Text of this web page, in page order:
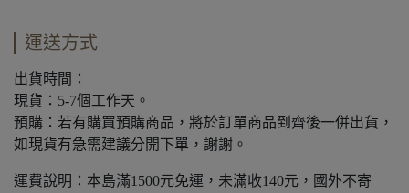
運送方式
出貨時間：
現貨：5-7個工作天。
預購：若有購買預購商品，將於訂單商品到齊後一併出貨，
如現貨有急需建議分開下單，謝謝。
運費說明：本島滿1500元免運，未滿收140元，國外不寄